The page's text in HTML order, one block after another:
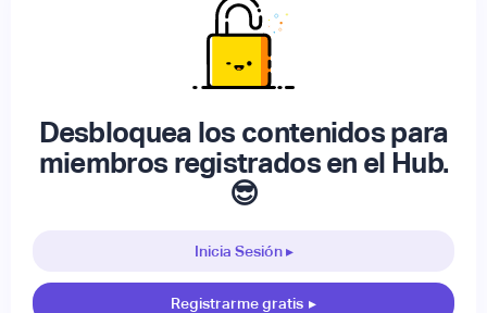
Desbloquea los contenidos para
miembros registrados en el Hub.
😎
Inicia Sesión ▸
Registrarme gratis ▸